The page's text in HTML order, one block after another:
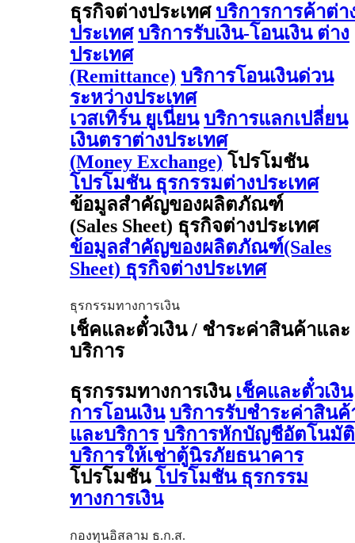
ธุรกิจต่างประเทศ บริการการค้าต่า
ประเทศ บริการรับเงิน-โอนเงิน ต่าง
ประเทศ
(Remittance) บริการโอนเงินด่วน
ระหว่างประเทศ
เวสเทิร์น ยูเนี่ยน บริการแลกเปลี่ยน
เงินตราต่างประเทศ
(Money Exchange) โปรโมชัน
โปรโมชัน ธุรกรรมต่างประเทศ
ข้อมูลสำคัญของผลิตภัณฑ์
(Sales Sheet) ธุรกิจต่างประเทศ
ข้อมูลสำคัญของผลิตภัณฑ์(Sales
Sheet) ธุรกิจต่างประเทศ
ธุรกรรมทางการเงิน
เช็คและตั๋วเงิน / ชำระค่าสินค้าและ
บริการ
ธุรกรรมทางการเงิน เช็คและตั๋วเงิน
การโอนเงิน บริการรับชำระค่าสินค้
และบริการ บริการหักบัญชีอัตโนมัติ
บริการให้เช่าตู้นิรภัยธนาคาร
โปรโมชัน โปรโมชัน ธุรกรรม
ทางการเงิน
กองทุนอิสลาม ธ.ก.ส.